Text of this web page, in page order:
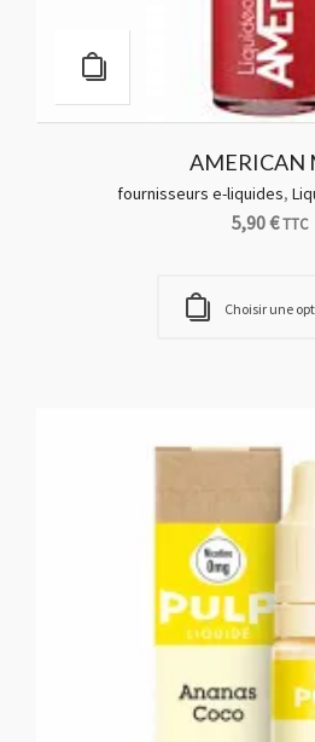
AMERICAN
fournisseurs e-liquides,
5,90€TTC
Choisir une